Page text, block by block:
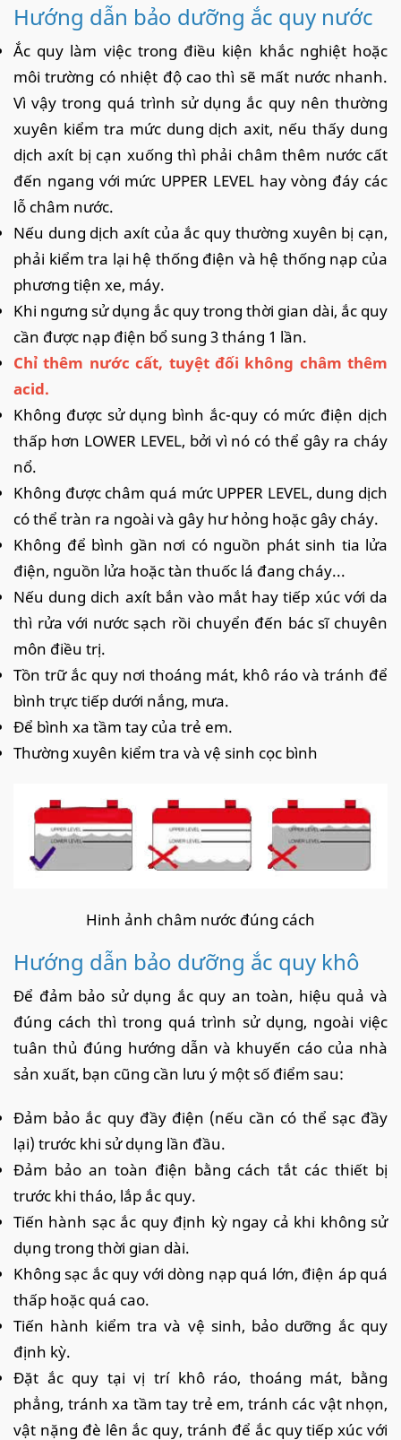
Hướng dẫn bảo dưỡng ắc quy nước
Ắc quy làm việc trong điều kiện khắc nghiệt hoặc
môi trường có nhiệt độ cao thì sẽ mất nước nhanh.
Vì vậy trong quá trình sử dụng ắc quy nên thường
xuyên kiểm tra mức dung dịch axit, nếu thấy dung
dịch axít bị cạn xuống thì phải châm thêm nước cất
đến ngang với mức UPPER LEVEL hay vòng đáy các
lỗ châm nước.
Nếu dung dịch axít của ắc quy thường xuyên bị cạn,
phải kiểm tra lại hệ thống điện và hệ thống nạp của
phương tiện xe, máy.
Khi ngưng sử dụng ắc quy trong thời gian dài, ắc quy
cần được nạp điện bổ sung 3 tháng 1 lần.
Chỉ thêm nước cất, tuyệt đối không châm thêm
acid.
Không được sử dụng bình ắc-quy có mức điện dịch
thấp hơn LOWER LEVEL, bởi vì nó có thể gây ra cháy
nổ.
Không được châm quá mức UPPER LEVEL, dung dịch
có thể tràn ra ngoài và gây hư hỏng hoặc gây cháy.
Không để bình gần nơi có nguồn phát sinh tia lửa
điện, nguồn lửa hoặc tàn thuốc lá đang cháy...
Nếu dung dich axít bắn vào mắt hay tiếp xúc với da
thì rửa với nước sạch rồi chuyển đến bác sĩ chuyên
môn điều trị.
Tồn trữ ắc quy nơi thoáng mát, khô ráo và tránh để
bình trực tiếp dưới nắng, mưa.
Để bình xa tầm tay của trẻ em.
Thường xuyên kiểm tra và vệ sinh cọc bình
Hinh ảnh châm nước đúng cách
Hướng dẫn bảo dưỡng ắc quy khô
Để đảm bảo sử dụng ắc quy an toàn, hiệu quả và
đúng cách thì trong quá trình sử dụng, ngoài việc
tuân thủ đúng hướng dẫn và khuyến cáo của nhà
sản xuất, bạn cũng cần lưu ý một số điểm sau:
Đảm bảo ắc quy đầy điện (nếu cần có thể sạc đầy
lại) trước khi sử dụng lần đầu.
Đảm bảo an toàn điện bằng cách tắt các thiết bị
trước khi tháo, lắp ắc quy.
Tiến hành sạc ắc quy định kỳ ngay cả khi không sử
dụng trong thời gian dài.
Không sạc ắc quy với dòng nạp quá lớn, điện áp quá
thấp hoặc quá cao.
Tiến hành kiểm tra và vệ sinh, bảo dưỡng ắc quy
định kỳ.
Đặt ắc quy tại vị trí khô ráo, thoáng mát, bằng
phẳng, tránh xa tầm tay trẻ em, tránh các vật nhọn,
vật nặng đè lên ắc quy, tránh để ắc quy tiếp xúc với